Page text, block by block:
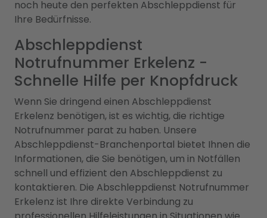
noch heute den perfekten Abschleppdienst für
Ihre Bedürfnisse.
Abschleppdienst
Notrufnummer Erkelenz -
Schnelle Hilfe per Knopfdruck
Wenn Sie dringend einen Abschleppdienst
Erkelenz benötigen, ist es wichtig, die richtige
Notrufnummer parat zu haben. Unsere
Abschleppdienst-Branchenportal bietet Ihnen die
Informationen, die Sie benötigen, um in Notfällen
schnell und effizient den Abschleppdienst zu
kontaktieren. Die Abschleppdienst Notrufnummer
Erkelenz ist Ihre direkte Verbindung zu